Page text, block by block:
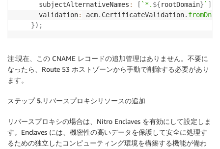
      subjectAlternativeNames
: [ ` *. ${rootDomain} ` ]
      validation
: acm. CertificateValidation. fromDns
}) ;
注:現在、この CNAME レコードの追加管理はありません。不要に
なったら、Route 53 ホストゾーンから手動で削除する必要があり
ます。
ステップ 5.リバースプロキシリソースの追加
リバースプロキシの場合は、Nitro Enclaves を有効にして設定しま
す。Enclaves には、機密性の高いデータを保護して安全に処理す
るための独立したコンピューティング環境を構築する機能が備わ